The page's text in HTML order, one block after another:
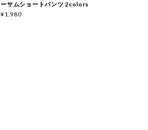
ーサムショートパンツ 2colors
¥1,980